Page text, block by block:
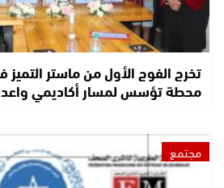
تخرج الفوج الأول من ماستر
محطة تؤسس لمسار أكاديمي
مجتمع